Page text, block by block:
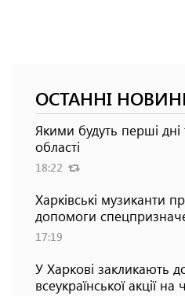
ОСТАННІ
Якими будуть перші
області
18:22
Харківські музиканти
допомоги
17:19
У Харкові закликають
всеукраїнської акції на